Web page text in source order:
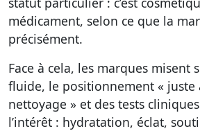
médicament, selon ce que la
précisément.
Face à cela, les marques misent
fluide, le positionnement « juste
nettoyage » et des tests
l’intérêt : hydratation, éclat,